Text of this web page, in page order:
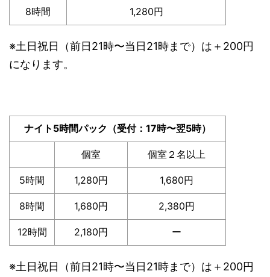
8時間 1,280円
※土日祝日（前日21時〜当日21時まで）は＋200円
になります。
ナイト5時間パック（受付：17時〜翌5時）
個室 個室２名以上
5時間 1,280円 1,680円
8時間 1,680円 2,380円
12時間 2,180円 ー
※土日祝日（前日21時〜当日21時まで）は＋200円